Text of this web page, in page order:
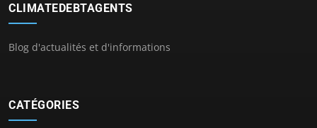
CLIMATEDEBTAGENTS
Blog d'actualités et d'informations
CATÉGORIES